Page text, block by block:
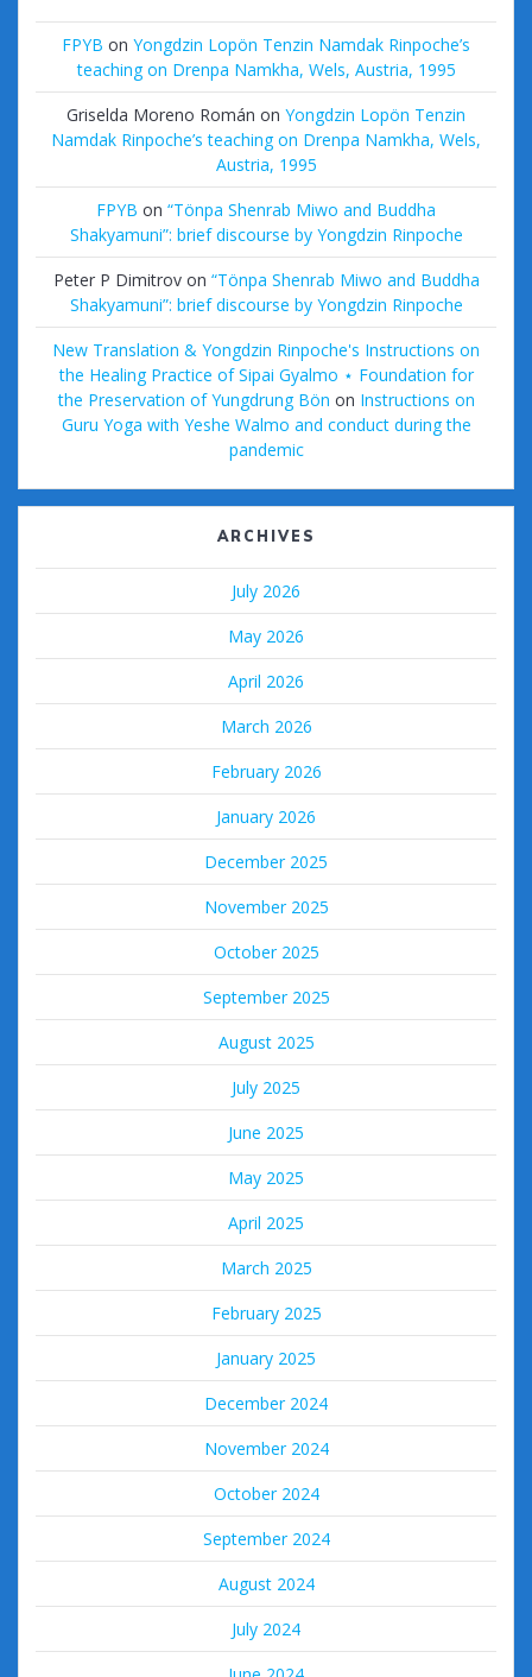
FPYB on Yongdzin Lopön Tenzin Namdak Rinpoche’s
teaching on Drenpa Namkha, Wels, Austria, 1995
Griselda Moreno Román on Yongdzin Lopön Tenzin
Namdak Rinpoche’s teaching on Drenpa Namkha, Wels,
Austria, 1995
FPYB on “Tönpa Shenrab Miwo and Buddha
Shakyamuni”: brief discourse by Yongdzin Rinpoche
Peter P Dimitrovon “Tönpa Shenrab Miwo and Buddha
Shakyamuni”: brief discourse by Yongdzin Rinpoche
New Translation & Yongdzin Rinpoche's Instructions on
the Healing Practice of Sipai Gyalmo ⋆ Foundation for
the Preservation of Yungdrung Bön on Instructions on
Guru Yoga with Yeshe Walmo and conduct during the
pandemic
ARCHIVES
July 2026
May 2026
April 2026
March 2026
February 2026
January 2026
December 2025
November 2025
October 2025
September 2025
August 2025
July 2025
June 2025
May 2025
April 2025
March 2025
February 2025
January 2025
December 2024
November 2024
October 2024
September 2024
August 2024
July 2024